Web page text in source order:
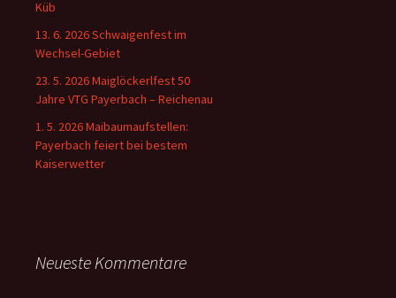
Küb
13. 6. 2026 Schwaigenfest im
Wechsel-Gebiet
23. 5. 2026 Maiglöckerlfest 50
Jahre VTG Payerbach – Reichenau
1. 5. 2026 Maibaumaufstellen:
Payerbach feiert bei bestem
Kaiserwetter
Neueste Kommentare